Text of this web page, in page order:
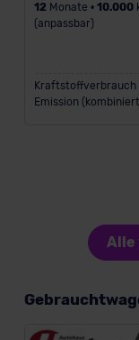
12 Monate • 10.000
(anpassbar)
Kraftstoffverbrauch
Emission
Alle